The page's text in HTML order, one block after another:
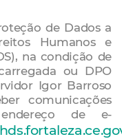
de Dados a
Humanos e
na condição de
ou DPO
Igor Barroso
comunicações
de e-